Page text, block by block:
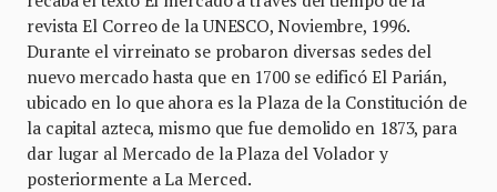
revista El Correo de la UNESCO, Noviembre, 1996.
Durante el virreinato se probaron diversas sedes del
nuevo mercado hasta que en 1700 se edificó El Parián,
ubicado en lo que ahora es la Plaza de la Constitución de
la capital azteca, mismo que fue demolido en 1873, para
dar lugar al Mercado de la Plaza del Volador y
posteriormente a La Merced.